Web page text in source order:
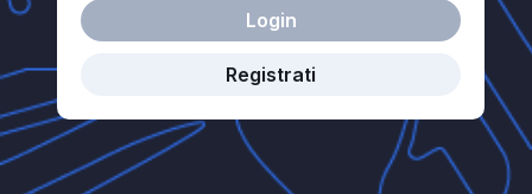
Login
Registrati